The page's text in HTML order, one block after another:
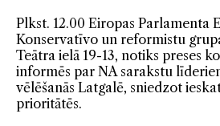
Plkst. 12.00 Eiropas Parlamenta
Konservatīvo un reformistu
Teātra ielā 19-13, notiks preses
informēs par NA sarakstu
vēlēšanās Latgalē, sniedzot
prioritātēs.